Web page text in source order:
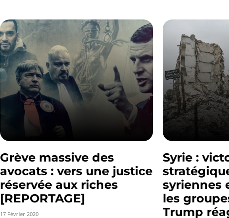
Grève massive des
avocats : vers une justice
réservée aux riches
[REPORTAGE]
17 Février 2020
Syrie :
syriennes
les
Trump